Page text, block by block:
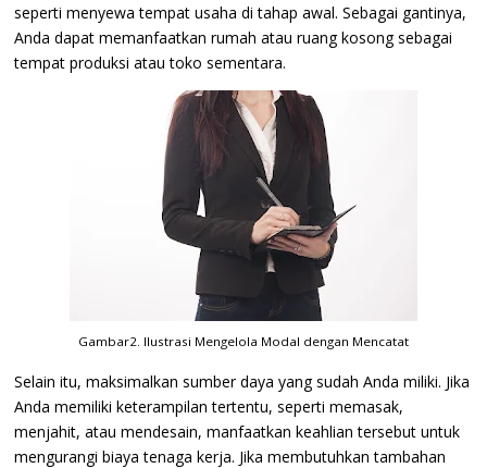
seperti menyewa tempat usaha di tahap awal. Sebagai gantinya,
Anda dapat memanfaatkan rumah atau ruang kosong sebagai
tempat produksi atau toko sementara.
Gambar2. Ilustrasi Mengelola Modal dengan Mencatat
Selain itu, maksimalkan sumber daya yang sudah Anda miliki. Jika
Anda memiliki keterampilan tertentu, seperti memasak,
menjahit, atau mendesain, manfaatkan keahlian tersebut untuk
mengurangi biaya tenaga kerja. Jika membutuhkan tambahan